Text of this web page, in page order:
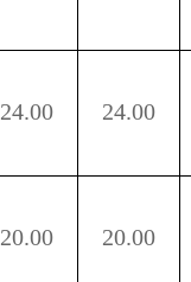
24.00 24.00
20.00 20.00